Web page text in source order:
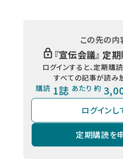
この先の
『宣伝会議』 定
ログインすると、定期購
すべての記事が読み
購読 1誌 あたり 約
ログインし
定期購読を